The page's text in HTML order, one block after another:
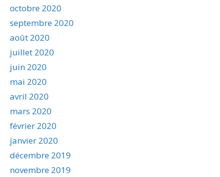
octobre 2020
septembre 2020
août 2020
juillet 2020
juin 2020
mai 2020
avril 2020
mars 2020
février 2020
janvier 2020
décembre 2019
novembre 2019